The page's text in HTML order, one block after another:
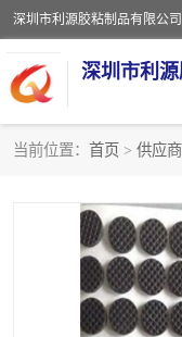
深圳市利
当前位置： 首页 > 供应
PORON泡棉
EVA珍珠棉异形